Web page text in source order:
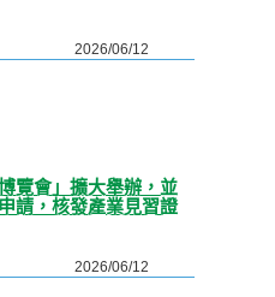
2026/06/12
覽會」擴大舉辦，並
請，核發產業見習證
2026/06/12